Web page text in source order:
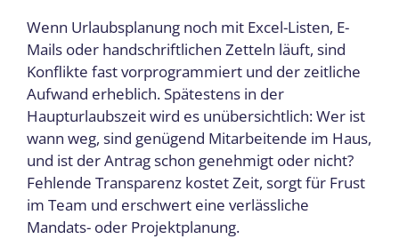
Wenn Urlaubsplanung noch mit Excel-Listen, E-
Mails oder handschriftlichen Zetteln läuft, sind
Konflikte fast vorprogrammiert und der zeitliche
Aufwand erheblich. Spätestens in der
Haupturlaubszeit wird es unübersichtlich: Wer ist
wann weg, sind genügend Mitarbeitende im Haus,
und ist der Antrag schon genehmigt oder nicht?
Fehlende Transparenz kostet Zeit, sorgt für Frust
im Team und erschwert eine verlässliche
Mandats- oder Projektplanung.